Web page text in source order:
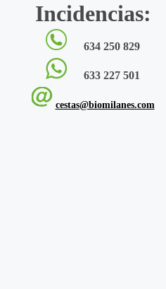
Incidencias:
634 250 829
633 227 501
cestas@biomilanes.com